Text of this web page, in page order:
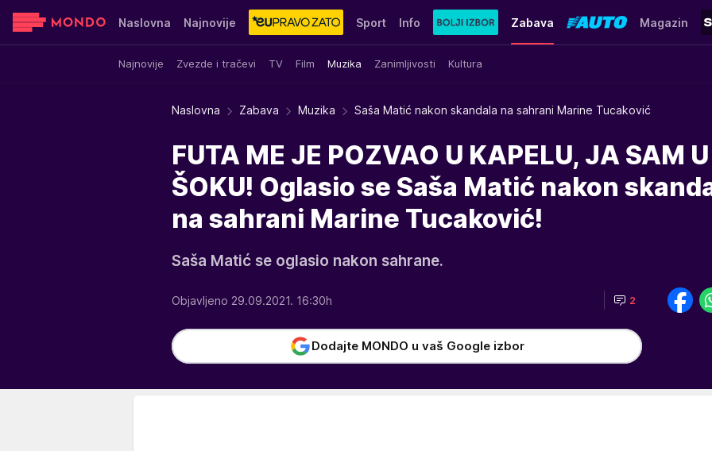
Naslovna Najnovije Sport Info Zabava
Najnovije Zvezde i tračevi TV Film Muzika Zanimljivosti Kultura
Magazin
Sensa Stvar ukusa Yumama
Naslovna Zabava Muzika Saša Matić nakon skandala na sahrani Marine Tucaković
FUTA ME JE POZVAO U KAPELU, JA SAM U
ŠOKU! Oglasio se Saša Matić nakon
na sahrani Marine Tucaković!
Saša Matić se oglasio nakon sahrane.
Objavljeno 29.09.2021. 16:30h 2
Dodajte MONDO u vaš Google izbor